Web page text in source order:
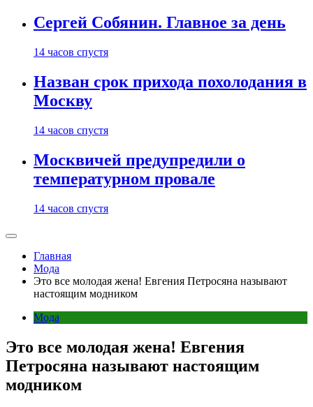
Сергей Собянин. Главное за день
14 часов спустя
Назван срок прихода похолодания в
Москву
14 часов спустя
Москвичей предупредили о
температурном провале
14 часов спустя
Главная
Мода
Это все молодая жена! Евгения Петросяна называют
настоящим модником
Мода
Это все молодая жена! Евгения
Петросяна называют настоящим
модником